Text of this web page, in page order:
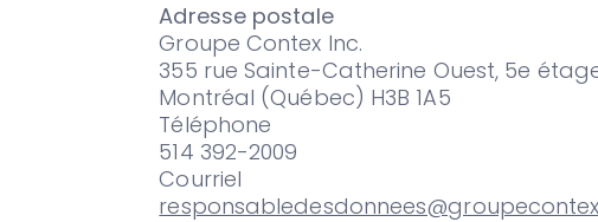
Adresse postale
Groupe Contex Inc.
355 rue Sainte-Catherine Ouest, 5e
Montréal (Québec) H3B 1A5
Téléphone
514 392-2009
Courriel